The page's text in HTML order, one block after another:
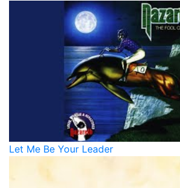
Let Me Be Your Leader